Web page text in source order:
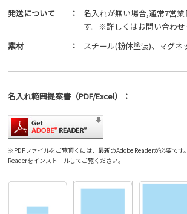
発送について
：
名入れが無い場合,通常7営
す。※詳しくはお問い合わせ
素材
： スチール(粉体塗装)、マグネ
名入れ範囲提案書（PDF/Excel） ：
※PDFファイルをご覧頂くには、最新のAdobe Readerが必要です。
Readerをインストールしてご覧ください。